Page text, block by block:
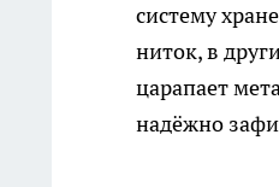
систему
ниток, в
царапает
надёжно